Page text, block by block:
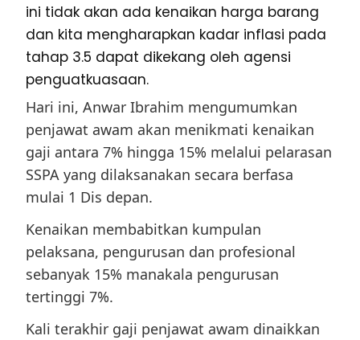
ini tidak akan ada kenaikan harga barang
dan kita mengharapkan kadar inflasi pada
tahap 3.5 dapat dikekang oleh agensi
penguatkuasaan.
Hari ini, Anwar Ibrahim mengumumkan
penjawat awam akan menikmati kenaikan
gaji antara 7% hingga 15% melalui pelarasan
SSPA yang dilaksanakan secara berfasa
mulai 1 Dis depan.
Kenaikan membabitkan kumpulan
pelaksana, pengurusan dan profesional
sebanyak 15% manakala pengurusan
tertinggi 7%.
Kali terakhir gaji penjawat awam dinaikkan